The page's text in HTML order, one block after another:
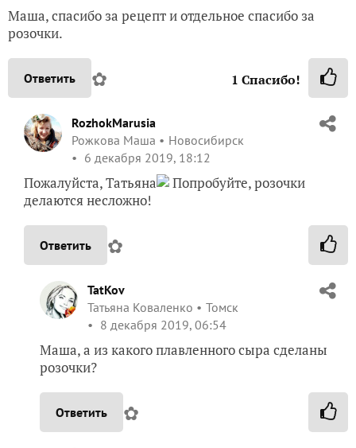
Маша, спасибо за рецепт и отдельное спасибо за
розочки.
Ответить ✿ 1 Спасибо!
RozhokMarusia
Рожкова Маша
Новосибирск
6 декабря 2019, 18:12
Пожалуйста, Татьяна
Попробуйте, розочки
делаются несложно!
Ответить ✿
TatKov
Татьяна Коваленко
Томск
8 декабря 2019, 06:54
Маша, а из какого плавленного сыра сделаны
розочки?
Ответить ✿